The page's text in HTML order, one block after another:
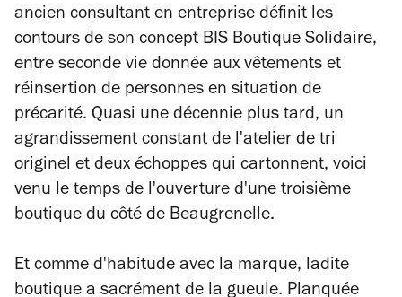
ancien consultant en entreprise définit les
contours de son concept BIS Boutique Solidaire,
entre seconde vie donnée aux vêtements et
réinsertion de personnes en situation de
précarité. Quasi une décennie plus tard, un
agrandissement constant de l'atelier de tri
originel et deux échoppes qui cartonnent, voici
venu le temps de l'ouverture d'une troisième
boutique du côté de Beaugrenelle.
Et comme d'habitude avec la marque, ladite
boutique a sacrément de la gueule. Planquée